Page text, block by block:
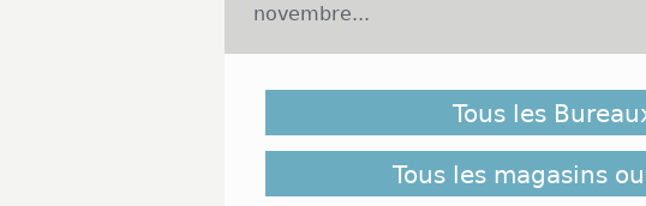
novembre...
11 novembre 2026 ne soient pas
retrouver l'ensemble des Tabac Nice
bureaux de Tabac Nice
Tous les
Tous les magasins